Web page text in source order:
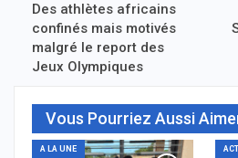
Des athlètes africains
confinés mais motivés
malgré le report des
Jeux Olympiques
Vous Pourriez Aussi
A LA UNE